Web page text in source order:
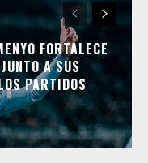
FORTALECE
A SUS
PARTIDOS